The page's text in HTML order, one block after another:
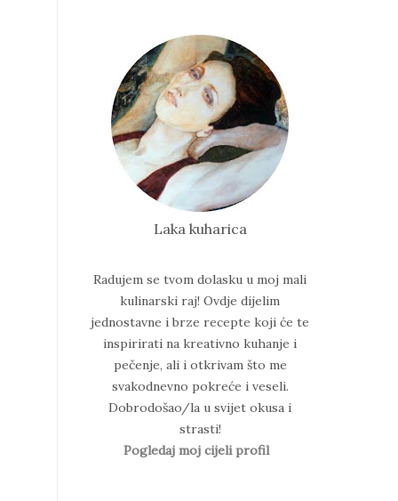
Laka kuharica
Radujem se tvom dolasku u moj mali
kulinarski raj! Ovdje dijelim
jednostavne i brze recepte koji će te
inspirirati na kreativno kuhanje i
pečenje, ali i otkrivam što me
svakodnevno pokreće i veseli.
Dobrodošao/la u svijet okusa i
strasti!
Pogledaj moj cijeli profil